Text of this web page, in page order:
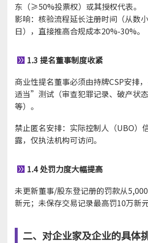
东（≥50%投票权）或其授权代表。
影响：核验流程延长注册时间（从数
日），直接推高合规成本20%-30%。
1.3 提名董事制度收紧
商业性提名董事必须由持牌CSP安排
适当”测试（审查犯罪记录、破产状
等）。
禁止匿名安排：实际控制人（UBO）
露，仅执法机构可访问。
1.4 处罚力度大幅提高
未更新董事/股东登记册的罚款从
新元；未保存交易记录最高罚10万新元
二、对企业家及企业的具体